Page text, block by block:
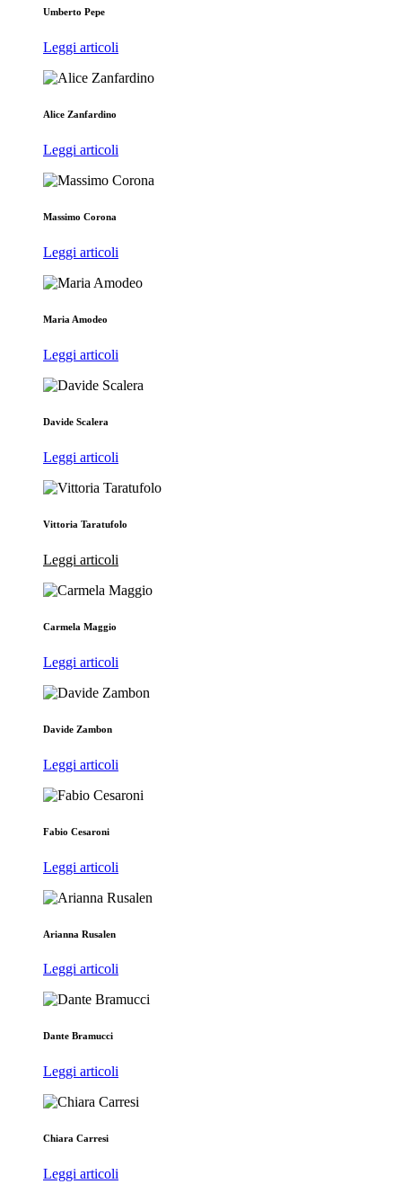
Umberto Pepe
Leggi articoli
Alice Zanfardino
Leggi articoli
Massimo Corona
Leggi articoli
Maria Amodeo
Leggi articoli
Davide Scalera
Leggi articoli
Vittoria Taratufolo
Leggi articoli
Carmela Maggio
Leggi articoli
Davide Zambon
Leggi articoli
Fabio Cesaroni
Leggi articoli
Arianna Rusalen
Leggi articoli
Dante Bramucci
Leggi articoli
Chiara Carresi
Leggi articoli